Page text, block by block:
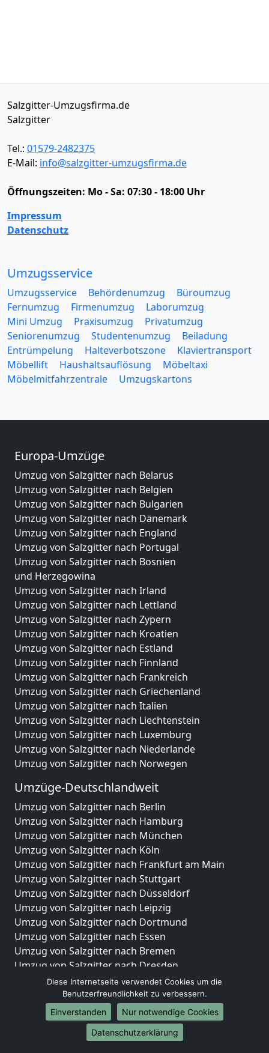
Salzgitter-Umzugsfirma.de
Salzgitter
Tel.: 01579-2482375
E-Mail: info@salzgitter-umzugsfirma.de
Öffnungszeiten: Mo - Sa: 07:30 - 18:00 Uhr
Impressum
Datenschutz
Umzugsservice
Umzugsservice Behördenumzug
Büroumzug
Fernumzug
Firmenumzug
Laborumzug
Mini Umzug
Praxisumzug
Privatumzug
Seniorenumzug
Studentenumzug
Beiladung
Entrümpelung
Halteverbotszone
Klaviertransport
Möbellift
Haushaltsauflösung
Möbeltaxi
Möbelmitfahrzentrale
Umzugskartons
Europa-Umzüge
Umzug von Salzgitter nach Belarus
Umzug von Salzgitter nach Belgien
Umzug von Salzgitter nach Bulgarien
Umzug von Salzgitter nach Dänemark
Umzug von Salzgitter nach England
Umzug von Salzgitter nach Portugal
Umzug von Salzgitter nach Bosnien
und Herzegowina
Umzug von Salzgitter nach Irland
Umzug von Salzgitter nach Lettland
Umzug von Salzgitter nach Zypern
Umzug von Salzgitter nach Kroatien
Umzug von Salzgitter nach Estland
Umzug von Salzgitter nach Finnland
Umzug von Salzgitter nach Frankreich
Umzug von Salzgitter nach Griechenland
Umzug von Salzgitter nach Italien
Umzug von Salzgitter nach Liechtenstein
Umzug von Salzgitter nach Luxemburg
Umzug von Salzgitter nach Niederlande
Umzug von Salzgitter nach Norwegen
Umzüge-Deutschlandweit
Umzug von Salzgitter nach Berlin
Umzug von Salzgitter nach Hamburg
Umzug von Salzgitter nach München
Umzug von Salzgitter nach Köln
Umzug von Salzgitter nach Frankfurt am Main
Umzug von Salzgitter nach Stuttgart
Umzug von Salzgitter nach Düsseldorf
Umzug von Salzgitter nach Leipzig
Umzug von Salzgitter nach Dortmund
Umzug von Salzgitter nach Essen
Umzug von Salzgitter nach Bremen
Umzug von Salzgitter nach Dresden
Umzug von Salzgitter nach Hannover
Umzug von Salzgitter nach Nürnberg
Umzug von Salzgitter nach Duisburg
Umzug von Salzgitter nach Bochum
Umzug von Salzgitter nach Wuppertal
Diese Internetseite verwendet Cookies um die
Benutzerfreundlichkeit zu verbessern.
Einverstanden
Nur notwendige Cookies
Datenschutzerklärung